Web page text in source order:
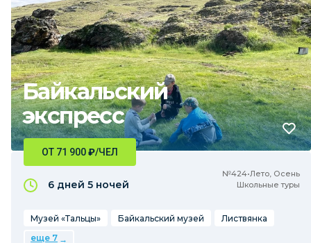
Байкальский
экспресс
№424•Лето, Осень
Школьные туры
ОТ 71 900₽/ЧЕЛ
6 дней 5 ночей
Музей «Тальцы» Байкальский музей
Листвянка
еще 7